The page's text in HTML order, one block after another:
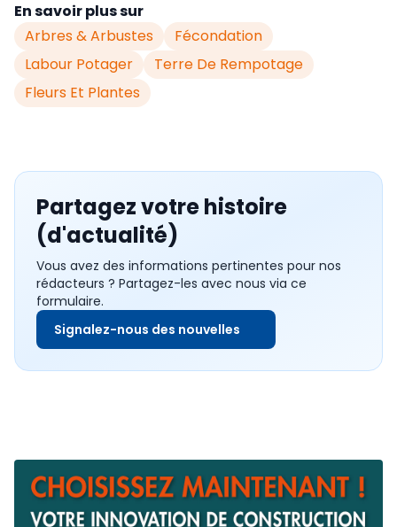
En savoir plus sur
Arbres & Arbustes
Fécondation
Labour Potager
Terre De Rempotage
Fleurs Et Plantes
Partagez votre histoire
(d'actualité)
Vous avez des informations pertinentes pour nos
rédacteurs ? Partagez-les avec nous via ce
formulaire.
Signalez-nous des nouvelles